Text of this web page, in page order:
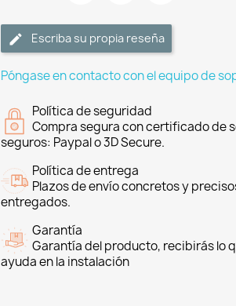
Escriba su propia reseña
Póngase en contacto con el equipo de
Política de seguridad
Compra segura con certificado de
seguros: Paypal o 3D Secure.
Política de entrega
Plazos de envío concretos y
entregados.
Garantía
Garantía del producto, recibirás lo
ayuda en la instalación